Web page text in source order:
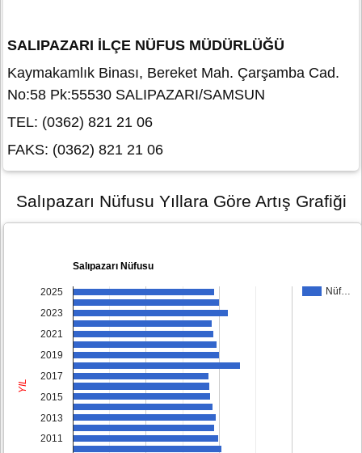
SALIPAZARI İLÇE NÜFUS MÜDÜRLÜĞÜ
Kaymakamlık Binası, Bereket Mah. Çarşamba Cad.
No:58 Pk:55530 SALIPAZARI/SAMSUN
TEL: (0362) 821 21 06
FAKS: (0362) 821 21 06
Salıpazarı Nüfusu Yıllara Göre Artış Grafiği
Salıpazarı Nüfusu
Nüf…
2025
2023
2021
2019
2017
2015
2013
2011
YIL